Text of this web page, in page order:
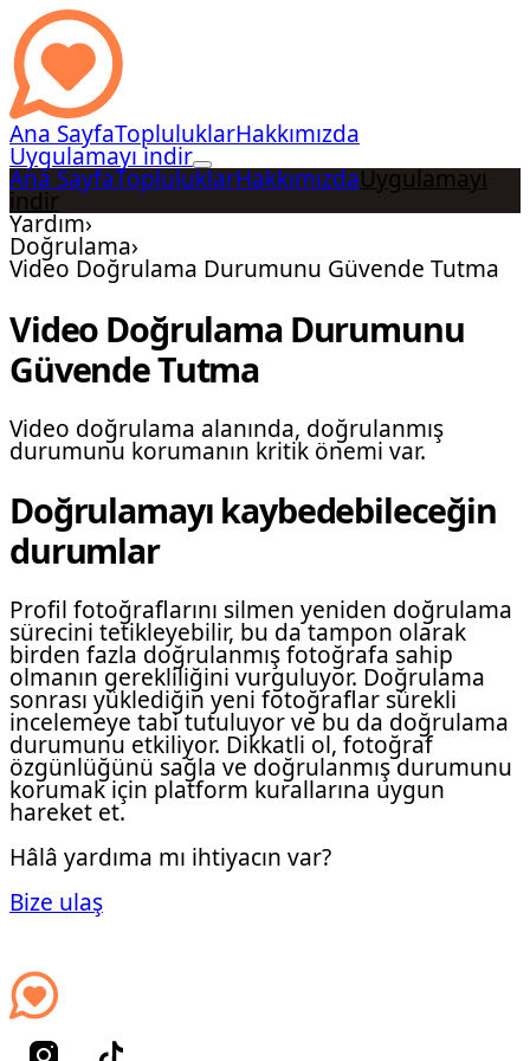
Ana SayfaTopluluklarHakkımızda
Uygulamayı indir
Ana SayfaTopluluklarHakkımızdaUygulamayı
indir
Yardım›
Doğrulama›
Video Doğrulama Durumunu Güvende Tutma
Video Doğrulama Durumunu
Güvende Tutma
Video doğrulama alanında, doğrulanmış
durumunu korumanın kritik önemi var.
Doğrulamayı kaybedebileceğin
durumlar
Profil fotoğraflarını silmen yeniden doğrulama
sürecini tetikleyebilir, bu da tampon olarak
birden fazla doğrulanmış fotoğrafa sahip
olmanın gerekliliğini vurguluyor. Doğrulama
sonrası yüklediğin yeni fotoğraflar sürekli
incelemeye tabi tutuluyor ve bu da doğrulama
durumunu etkiliyor. Dikkatli ol, fotoğraf
özgünlüğünü sağla ve doğrulanmış durumunu
korumak için platform kurallarına uygun
hareket et.
Hâlâ yardıma mı ihtiyacın var?
Bize ulaş